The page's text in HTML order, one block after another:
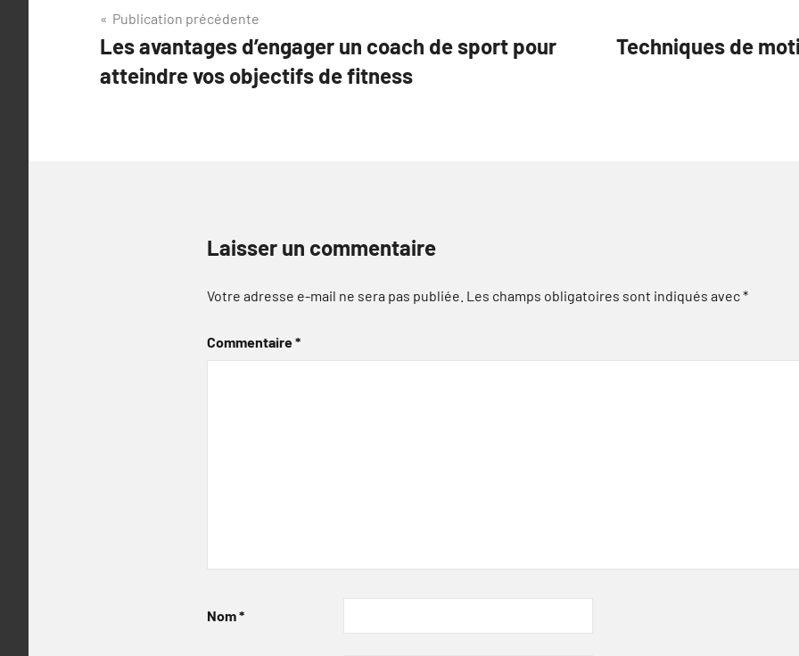
Navigation
de
l’article
Publication précédente
Les avantages d’engager un coach de sport pour
atteindre vos objectifs de fitness
Techniques de
Laisser un commentaire
Votre adresse e-mail ne sera pas publiée. Les champs obligatoires sont indiqués avec*
Commentaire*
Nom*